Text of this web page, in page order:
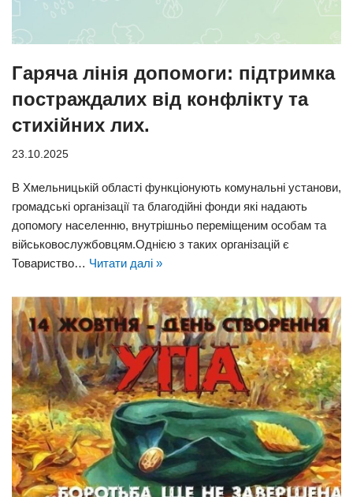
Гаряча лінія допомоги: підтримка
постраждалих від конфлікту та
стихійних лих.
23.10.2025
В Хмельницькій області функціонують комунальні установи,
громадські організації та благодійні фонди які надають
допомогу населенню, внутрішньо переміщеним особам та
військовослужбовцям.Однією з таких організацій є
Товариство… Читати далі »